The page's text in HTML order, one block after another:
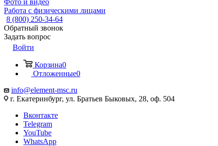
Фото и видео
Работа с физическими лицами
8 (800) 250-34-64
Обратный звонок
Задать вопрос
Войти
Корзина0
Отложенные0
info@element-msc.ru
г. Екатеринбург, ул. Братьев Быковых, 28, оф. 504
Вконтакте
Telegram
YouTube
WhatsApp